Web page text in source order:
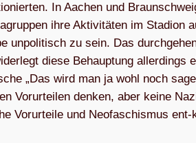
In Aachen und
ihre Akti­vi­tä­ten im Sta­dion
unpo­li­tisch zu sein. Das
diese Behaup­tung aller­dings
„Das wird man ja wohl noch
Vor­ur­tei­len den­ken, aber keine
Vor­ur­teile und Neo­fa­schis­mus